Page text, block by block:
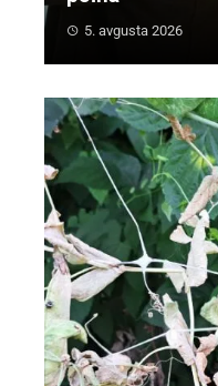
5. avgusta 2026